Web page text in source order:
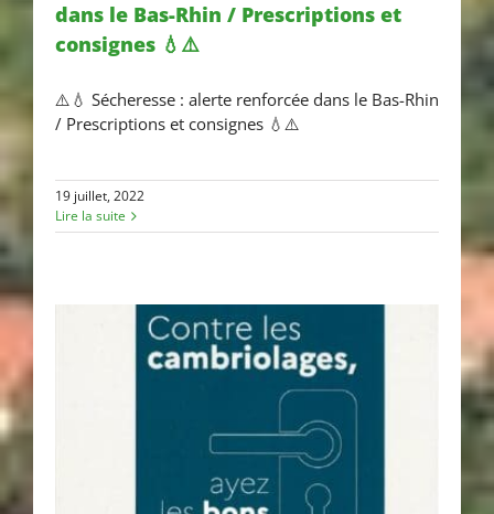
⚠️💧 Sécheresse : alerte
Prescriptions et consignes 💧⚠️
dans le Bas-Rhin / Prescriptions et
consignes 💧⚠️
⚠️💧 Sécheresse : alerte renforcée dans le Bas-Rhin
/ Prescriptions et consignes 💧⚠️
19 juillet, 2022
Lire la suite